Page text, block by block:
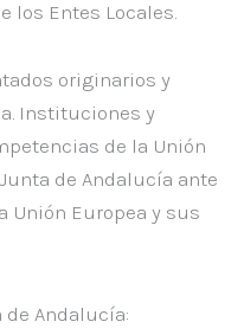
los Entes Locales.
originarios y
Instituciones y
de la Unión
de Andalucía ante
Unión Europea y sus
de Andalucía: